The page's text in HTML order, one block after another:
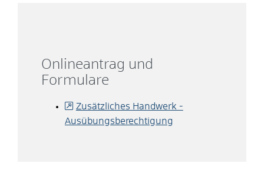
Onlineantrag und
Formulare
Zusätzliches Handwerk -
Ausübungsberechtigung